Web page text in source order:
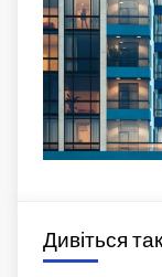
Дивіться